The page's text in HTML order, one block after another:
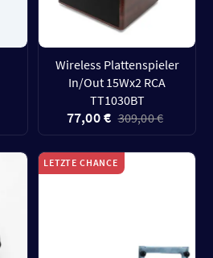
Wireless Plattenspieler
In/Out 15Wx2 RCA
TT1030BT
77,00 € 309,00 €
LETZTE CHANCE